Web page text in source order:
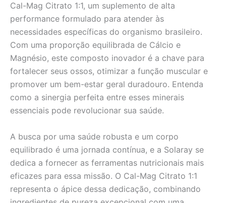
Cal-Mag Citrato 1:1, um suplemento de alta
performance formulado para atender às
necessidades específicas do organismo brasileiro.
Com uma proporção equilibrada de Cálcio e
Magnésio, este composto inovador é a chave para
fortalecer seus ossos, otimizar a função muscular e
promover um bem-estar geral duradouro. Entenda
como a sinergia perfeita entre esses minerais
essenciais pode revolucionar sua saúde.
A busca por uma saúde robusta e um corpo
equilibrado é uma jornada contínua, e a Solaray se
dedica a fornecer as ferramentas nutricionais mais
eficazes para essa missão. O Cal-Mag Citrato 1:1
representa o ápice dessa dedicação, combinando